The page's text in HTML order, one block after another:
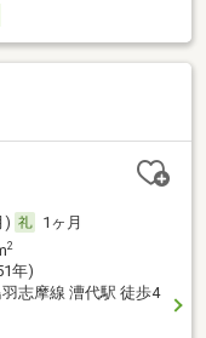
)
1ヶ月
2
年)
志摩線 漕代駅 徒歩4